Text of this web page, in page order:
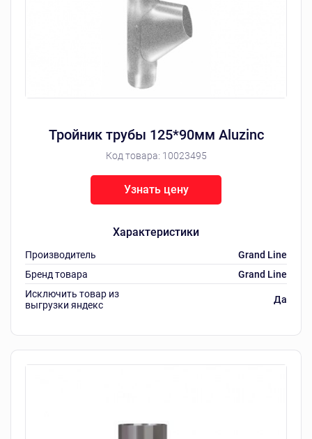
Тройник трубы 125*90мм Aluzinc
Код товара: 10023495
Характеристики
Производитель
Grand Line
Бренд товара
Grand Line
Исключить товар из
выгрузки яндекс
Да
Узнать цену